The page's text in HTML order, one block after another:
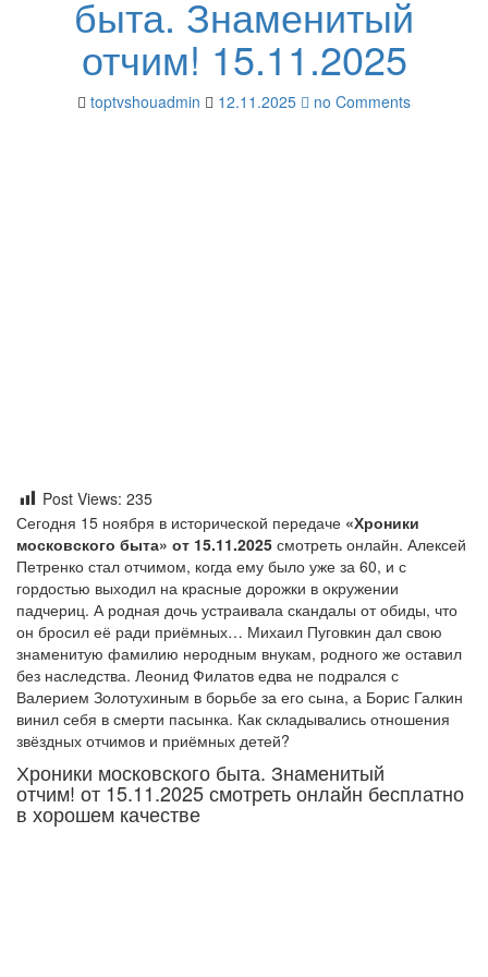
быта. Знаменитый
отчим! 15.11.2025
toptvshouadmin 12.11.2025 no Comments
Post Views: 235
Сегодня 15 ноября в исторической передаче «Хроники
московского быта» от 15.11.2025 смотреть онлайн. Алексей
Петренко стал отчимом, когда ему было уже за 60, и с
гордостью выходил на красные дорожки в окружении
падчериц. А родная дочь устраивала скандалы от обиды, что
он бросил её ради приёмных… Михаил Пуговкин дал свою
знаменитую фамилию неродным внукам, родного же оставил
без наследства. Леонид Филатов едва не подрался с
Валерием Золотухиным в борьбе за его сына, а Борис Галкин
винил себя в смерти пасынка. Как складывались отношения
звёздных отчимов и приёмных детей?
Хроники московского быта. Знаменитый
отчим! от 15.11.2025 смотреть онлайн бесплатно
в хорошем качестве